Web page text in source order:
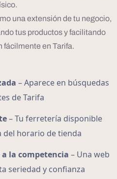
una extensión de tu negocio,
tus productos y facilitando
fácilmente en Tarifa.
– Aparece en búsquedas
de Tarifa
– Tu ferretería disponible
del horario de tienda
la competencia – Una web
seriedad y confianza